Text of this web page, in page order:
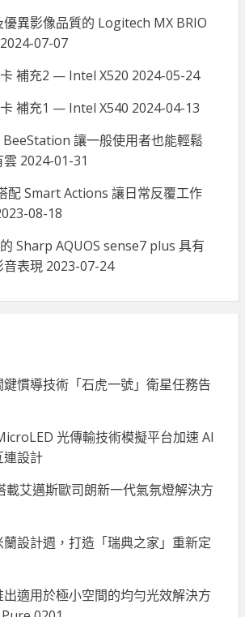
異影像品質的 Logitech MX BRIO
2024-07-07
補充2 — Intel X520 2024-05-24
補充1 — Intel X540 2024-04-13
讓一般使用者也能輕鬆
雲 2024-01-31
配 Smart Actions 讓日常反覆工作
08-18
Sharp AQUOS sense7 plus 具有
音表現 2023-07-24
慣導技術「石虎一號」衛星任務告
光傳輸技術模擬平台加速 AI
連設計
載艾邁斯歐司朗新一代氣氛燈解決方
設計週，打造「瑞典之家」重新定
適用於極小空間的均勻光效解決方